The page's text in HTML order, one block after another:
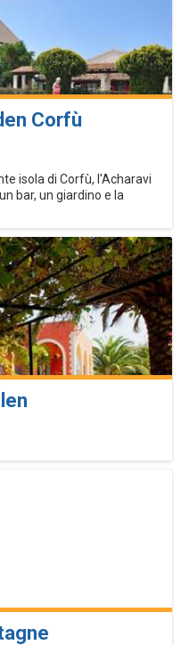
Corfù
isola di Corfù, l'Acharavi
bar, un giardino e la